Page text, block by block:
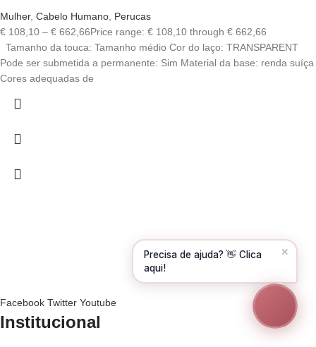
Mulher, Cabelo Humano, Perucas
€ 108,10 – € 662,66Price range: € 108,10 through € 662,66
Tamanho da touca: Tamanho médio Cor do laço: TRANSPARENT
Pode ser submetida a permanente: Sim Material da base: renda suíça
Cores adequadas de
Facebook Twitter Youtube
Institucional
Precisa de ajuda? 👋 Clica
aqui!
✕
Olá! Para começarmos, diz-me o teu nome
e email 😊